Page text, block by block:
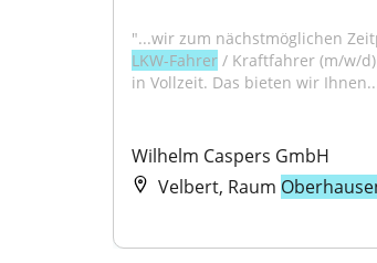
LKW-Fahrer / Kraftfahrer (m/w/
in Vollzeit. Das bieten wir
Wilhelm Caspers GmbH
Velbert, Raum